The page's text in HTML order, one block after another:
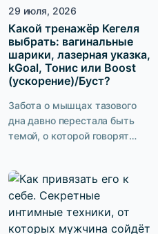
29 июля, 2026
Какой тренажёр Кегеля
выбрать: вагинальные
шарики, лазерная указка,
kGoal, Тонис или Boost
(ускорение)/Буст?
Забота о мышцах тазового
дна давно перестала быть
темой, о которой говорят
женское здоровье включает
в себя профилактику
возрастных изменений,
качество интимной жизни и